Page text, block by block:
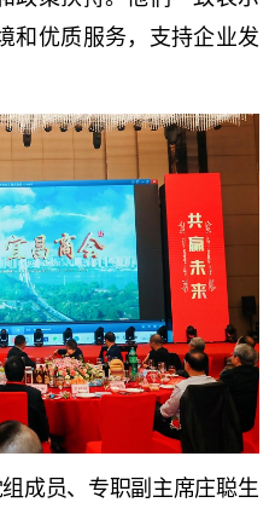
和优质服务，支持企业发
成员、专职副主席庄聪生